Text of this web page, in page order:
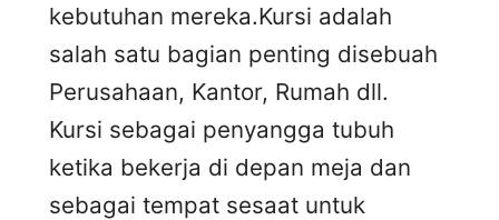
kebutuhan mereka.Kursi adalah
salah satu bagian penting disebuah
Perusahaan, Kantor, Rumah dll.
Kursi sebagai penyangga tubuh
ketika bekerja di depan meja dan
sebagai tempat sesaat untuk